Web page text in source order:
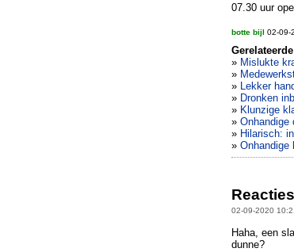
07.30 uur
botte bijl 02-09-
» Mislukte
»
» Lekker
» Dronken
» Klunzige
» Onhandige
» Hilarisch:
» Onhandige
Reacties
02-09-2020
Haha, een
dunne?